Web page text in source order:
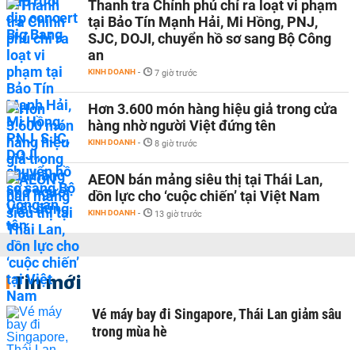
Thanh tra Chính phủ chỉ ra loạt vi phạm
tại Bảo Tín Mạnh Hải, Mi Hồng, PNJ,
SJC, DOJI, chuyển hồ sơ sang Bộ Công
an
KINH DOANH - 7 giờ trước
Hơn 3.600 món hàng hiệu giả trong cửa
hàng nhờ người Việt đứng tên
KINH DOANH - 8 giờ trước
AEON bán mảng siêu thị tại Thái Lan,
dồn lực cho ‘cuộc chiến’ tại Việt Nam
KINH DOANH - 13 giờ trước
Tin mới
Vé máy bay đi Singapore, Thái Lan giảm sâu
trong mùa hè